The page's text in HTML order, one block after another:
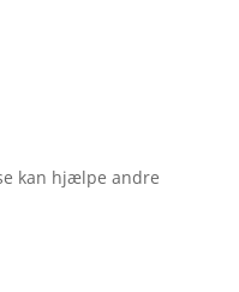
kan hjælpe andre